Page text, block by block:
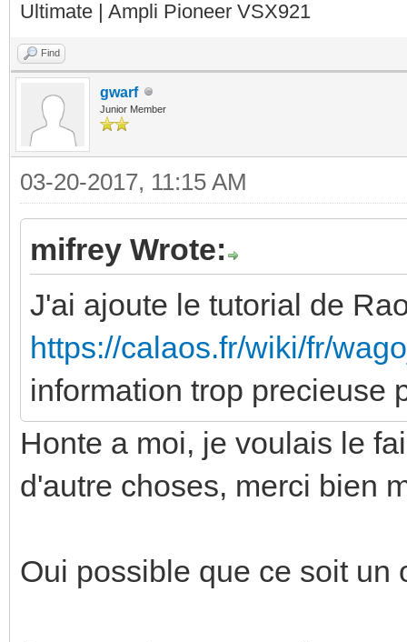
Ultimate | Ampli Pioneer VSX921
Find
gwarf
Junior Member
03-20-2017, 11:15 AM
mifrey Wrote:
J'ai ajoute le tutorial de
https://calaos.fr/wiki/fr/
information trop precieuse
Honte a moi, je voulais le
d'autre choses, merci bien
Oui possible que ce soit un